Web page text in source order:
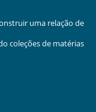
uma relação de
coleções de matérias